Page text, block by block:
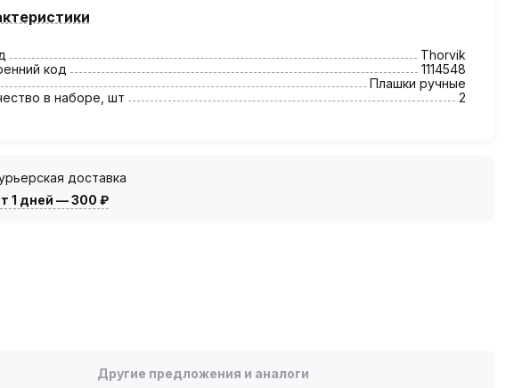
Thorvik
код
1114548
Плашки ручные
в наборе, шт
2
доставка
1 дней —300 ₽
Другие предложения и аналоги